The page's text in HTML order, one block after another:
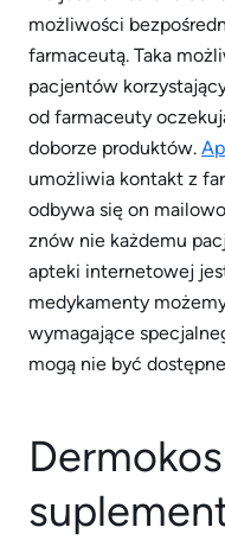
możliwości
farmaceutą. Taka
pacjentów
od farmaceuty
doborze produktów.
umożliwia kontakt z
odbywa się on
znów nie każdemu
apteki internetowej
medykamenty
wymagające
mogą nie być